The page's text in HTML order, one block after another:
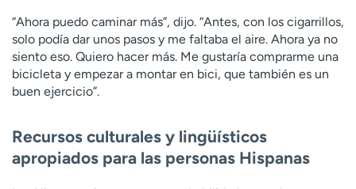
“Ahora puedo caminar más”, dijo. “Antes, con los cigarrillos,
solo podía dar unos pasos y me faltaba el aire. Ahora ya no
siento eso. Quiero hacer más. Me gustaría comprarme una
bicicleta y empezar a montar en bici, que también es un
buen ejercicio”.
Recursos culturales y lingüísticos
apropiados para las personas Hispanas